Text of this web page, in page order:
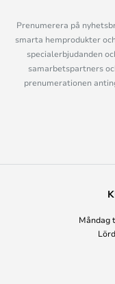
Prenumerera på
smarta hemprodukter
specialerbjudanden
samarbetspartners
prenumerationen
Måndag